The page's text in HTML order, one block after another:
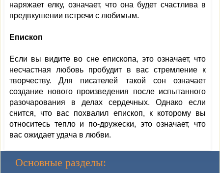
наряжает елку, означает, что она будет счастлива в
предвкушении встречи с любимым.
Епископ
Если вы видите во сне епископа, это означает, что
несчастная любовь пробудит в вас стремление к
творчеству. Для писателей такой сон означает
создание нового произведения после испытанного
разочарования в делах сердечных. Однако если
снится, что вас похвалил епископ, к которому вы
относитесь тепло и по-дружески, это означает, что
вас ожидает удача в любви.
Основные разделы: